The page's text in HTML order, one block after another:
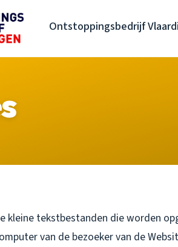
Ontstoppingsbedrijf
kleine tekstbestanden die worden
van de bezoeker van de